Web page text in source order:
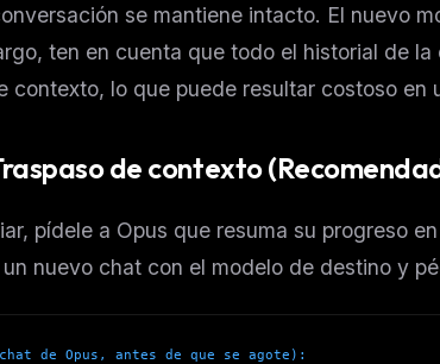
se mantiene intacto. El nuevo
ten en cuenta que todo el historial de
contexto, lo que puede resultar costoso en
de contexto
pídele a Opus que resuma su progreso
nuevo chat con el modelo de destino y
de Opus, antes de que se agote):